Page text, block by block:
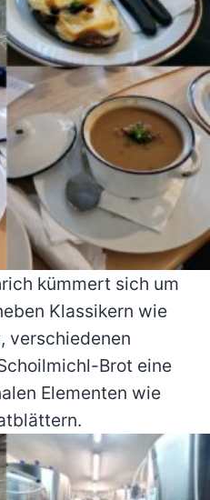
kümmert sich um
Klassikern wie
verschiedenen
Brot eine
Elementen wie